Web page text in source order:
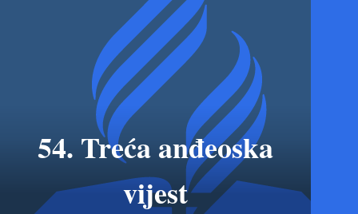
54. Treća anđeoska
vijest